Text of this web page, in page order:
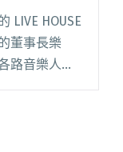
LIVE HOUSE
董事長樂
路音樂人得
行，期望能